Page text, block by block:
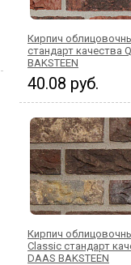
Кирпич
стандарт качества
BAKSTEEN
40.08 руб.
Кирпич
Classic стандарт
DAAS BAKSTEEN